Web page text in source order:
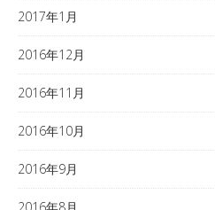
2017年1月
2016年12月
2016年11月
2016年10月
2016年9月
2016年8月